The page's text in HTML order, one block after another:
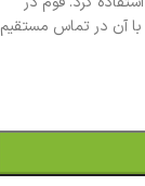
آن در تماس مستقیم